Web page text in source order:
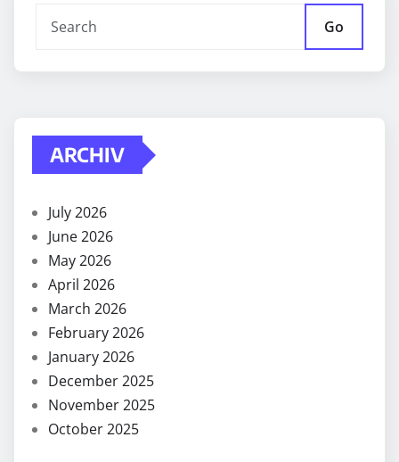
Go
ARCHIV
July 2026
June 2026
May 2026
April 2026
March 2026
February 2026
January 2026
December 2025
November 2025
October 2025